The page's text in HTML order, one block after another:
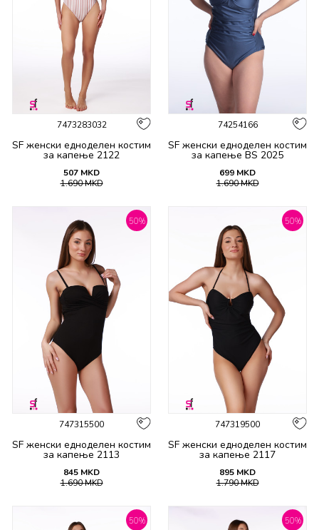
7473283032
SF женски едноделен костим
за капење 2122
507 MKD
1.690MKD
74254166
SF женски едноделен костим
за капење BS 2025
699 MKD
1.690MKD
50%
747315500
SF женски едноделен костим
за капење 2113
845 MKD
1.690MKD
50%
747319500
SF женски едноделен костим
за капење 2117
895 MKD
1.790MKD
50% 50%